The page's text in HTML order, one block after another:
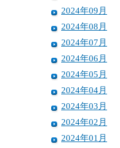
2024年09月
2024年08月
2024年07月
2024年06月
2024年05月
2024年04月
2024年03月
2024年02月
2024年01月